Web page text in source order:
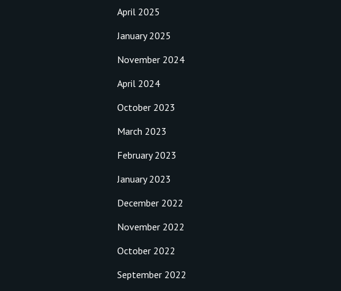
April 2025
January 2025
November 2024
April 2024
October 2023
March 2023
February 2023
January 2023
December 2022
November 2022
October 2022
September 2022